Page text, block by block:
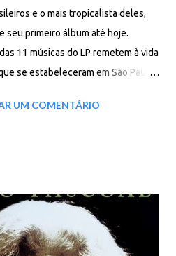
e o mais tropicalista deles,
seu primeiro álbum até hoje.
11 músicas do LP remetem à vida
se estabeleceram em São Paulo.
para fazer a trilha sonora e ser o
de Santana”), “A Carta”,
Olivetto é co-autor de
Barreto é co-autor de “Lá Vem a
UM COMENTÁRIO